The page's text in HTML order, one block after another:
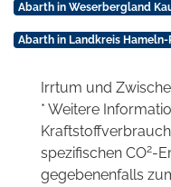
Abarth in Weserbergland
Abarth in Landkreis
Irrtum und
* Weitere
spezifischen CO2-
gegebenenfalls